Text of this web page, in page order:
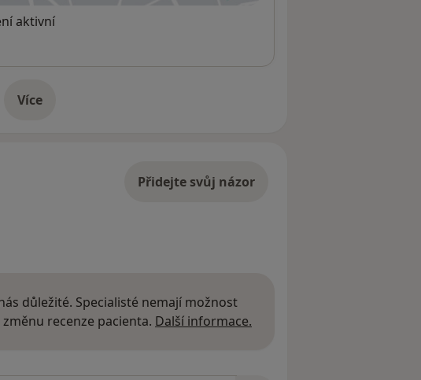
aktivní
Víceo adrese
Přidejte svůj názor
důležité. Specialisté nemají možnost
recenze pacienta. Další informace.